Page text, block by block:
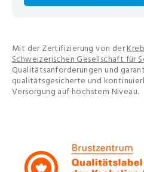
Mit der Zertifizierung von der
Schweizerischen Gesellschaft für
Qualitätsanforderungen und
qualitätsgesicherte und
Versorgung auf höchstem Niveau.